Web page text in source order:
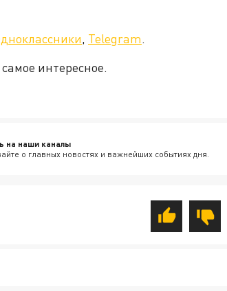
, Telegram.
интересное.
на наши каналы
о главных новостях и важнейших событиях дня.